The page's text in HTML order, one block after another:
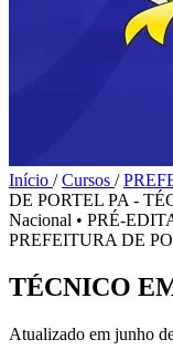
Início / Cursos /
DE PORTEL PA -
Nacional • PRÉ-
PREFEITURA DE
TÉCNICO
Atualizado em junho